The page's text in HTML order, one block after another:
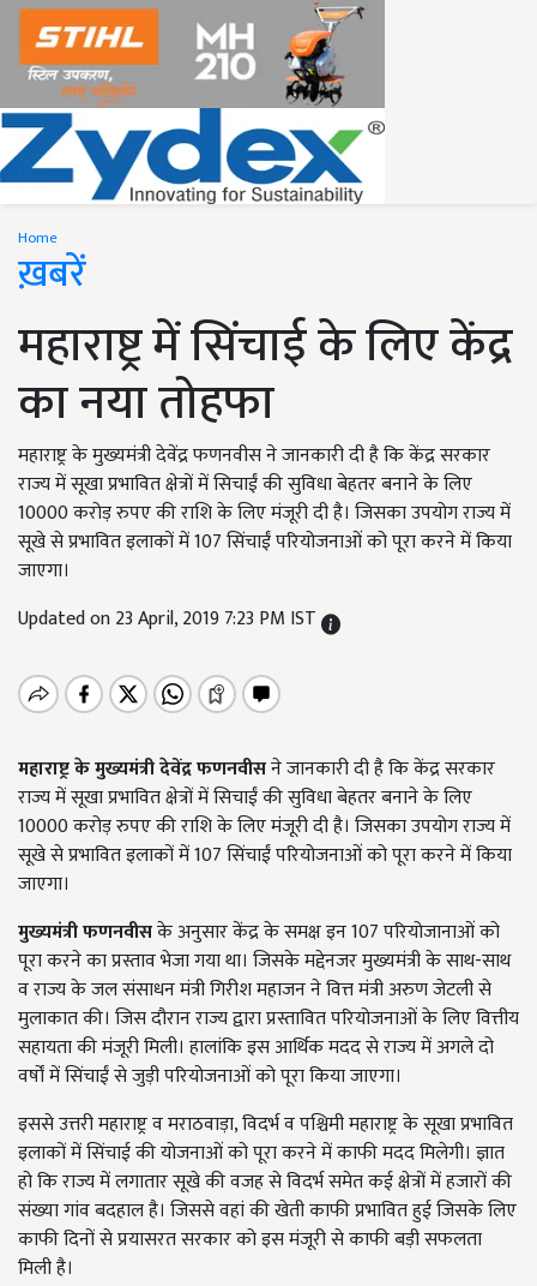
Home
ख़बरें
महाराष्ट्र में सिंचाई के लिए केंद्र
का नया तोहफा
महाराष्ट्र के मुख्यमंत्री देवेंद्र फणनवीस ने जानकारी दी है कि केंद्र सरकार
राज्य में सूखा प्रभावित क्षेत्रों में सिचाईं की सुविधा बेहतर बनाने के लिए
10000 करोड़ रुपए की राशि के लिए मंजूरी दी है। जिसका उपयोग राज्य में
सूखे से प्रभावित इलाकों में 107 सिंचाईं परियोजनाओं को पूरा करने में किया
जाएगा।
Updated on 23 April, 2019 7:23 PM IST
महाराष्ट्र के मुख्यमंत्री देवेंद्र फणनवीसने जानकारी दी है कि केंद्र सरकार
राज्य में सूखा प्रभावित क्षेत्रों में सिचाईं की सुविधा बेहतर बनाने के लिए
10000 करोड़ रुपए की राशि के लिए मंजूरी दी है। जिसका उपयोग राज्य में
सूखे से प्रभावित इलाकों में 107 सिंचाईं परियोजनाओं को पूरा करने में किया
जाएगा।
मुख्यमंत्री फणनवीसके अनुसार केंद्र के समक्ष इन 107 परियोजानाओं को
पूरा करने का प्रस्ताव भेजा गया था। जिसके मद्देनजर मुख्यमंत्री के साथ-साथ
व राज्य के जल संसाधन मंत्री गिरीश महाजन ने वित्त मंत्री अरुण जेटली से
मुलाकात की। जिस दौरान राज्य द्वारा प्रस्तावित परियोजनाओं के लिए वित्तीय
सहायता की मंजूरी मिली। हालांकि इस आर्थिक मदद से राज्य में अगले दो
वर्षों में सिंचाईं से जुड़ी परियोजनाओं को पूरा किया जाएगा।
इससे उत्तरी महाराष्ट्र व मराठवाड़ा, विदर्भ व पश्चिमी महाराष्ट्र के सूखा प्रभावित
इलाकों में सिंचाई की योजनाओं को पूरा करने में काफी मदद मिलेगी। ज्ञात
हो कि राज्य में लगातार सूखे की वजह से विदर्भ समेत कई क्षेत्रों में हजारों की
संख्या गांव बदहाल है। जिससे वहां की खेती काफी प्रभावित हुई जिसके लिए
काफी दिनों से प्रयासरत सरकार को इस मंजूरी से काफी बड़ी सफलता
मिली है।